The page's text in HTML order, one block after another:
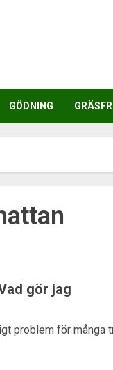
GÖDNING
gör jag
problem för många